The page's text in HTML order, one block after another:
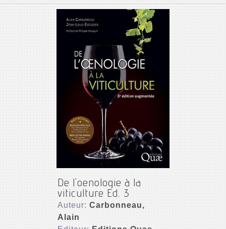
De l'oenologie à la
viticulture Ed. 3
Auteur:Carbonneau,
Alain